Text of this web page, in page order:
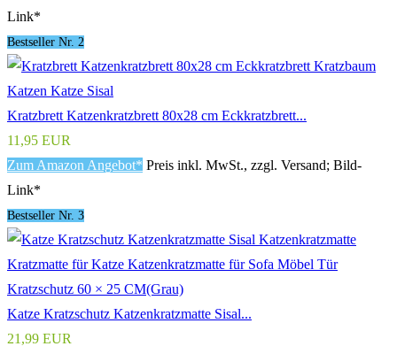
Link*
Bestseller Nr. 2
Kratzbrett Katzenkratzbrett 80x28 cm Eckkratzbrett...
11,95 EUR
Zum Amazon Angebot* Preis inkl. MwSt., zzgl. Versand; Bild-
Link*
Bestseller Nr. 3
Katze Kratzschutz Katzenkratzmatte Sisal...
21,99 EUR